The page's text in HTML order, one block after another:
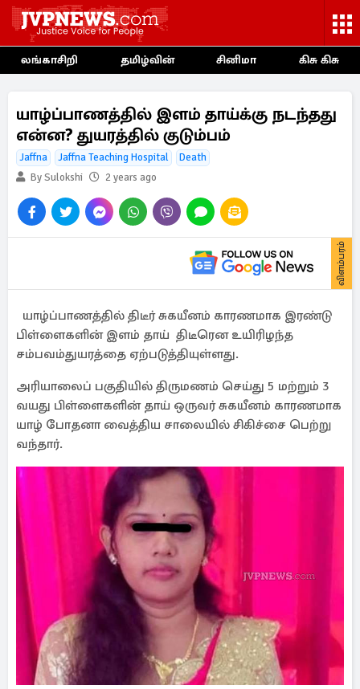
லங்காசிறி தமிழ்வின் சினிமா கிசு கிசு
யாழ்ப்பாணத்தில் இளம் தாய்க்கு நடந்தது
என்ன? துயரத்தில் குடும்பம்
Jaffna Jaffna Teaching Hospital
Death
By Sulokshi
2 years ago
விளம்பரம்
யாழ்ப்பாணத்தில் திடீர் சுகயீனம் காரணமாக இரண்டு
பிள்ளைகளின் இளம் தாய் திடீரென உயிரிழந்த
சம்பவம்துயரத்தை ஏற்படுத்தியுள்ளது.
அரியாலைப் பகுதியில் திருமணம் செய்து 5 மற்றும் 3
வயது பிள்ளைகளின் தாய் ஒருவர் சுகயீனம் காரணமாக
யாழ் போதனா வைத்திய சாலையில் சிகிச்சை பெற்று
வந்தார்.